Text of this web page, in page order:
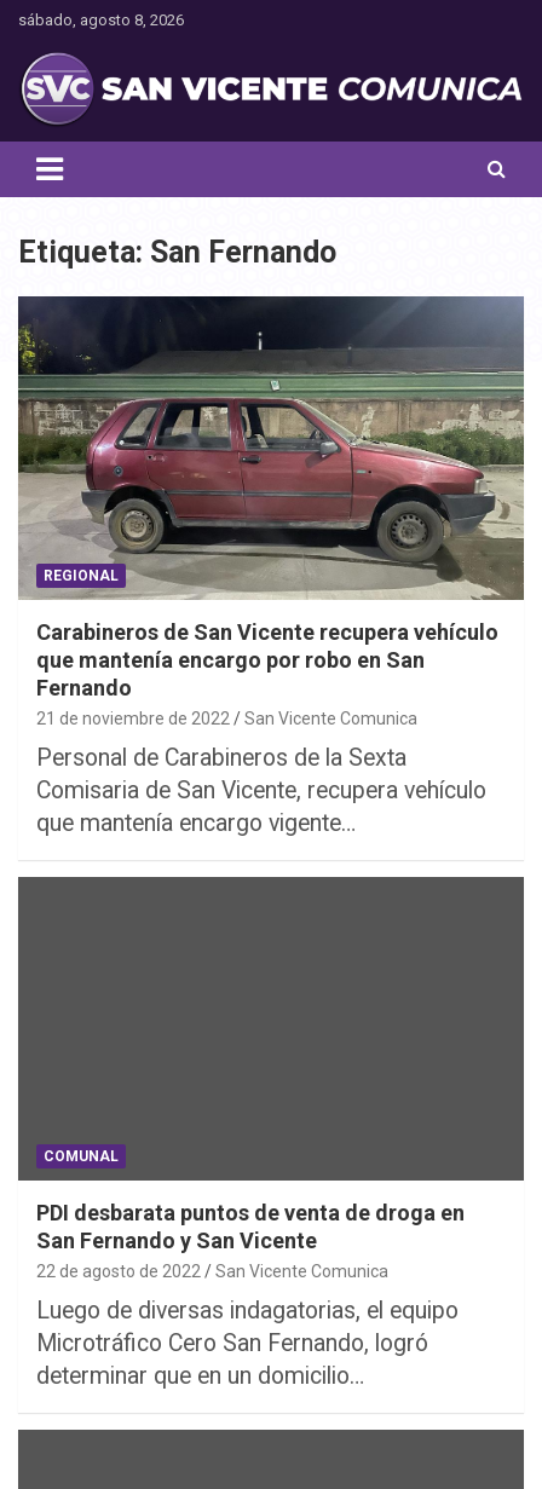
Saltar
contenido
sábado, agosto 8, 2026
San Vicente Comunica
Toda la actualidad noticiosa de nuestra comuna
Etiqueta: San Fernando
REGIONAL
Carabineros de San Vicente recupera vehículo
que mantenía encargo por robo en San
Fernando
21 de noviembre de 2022 San Vicente Comunica
Personal de Carabineros de la Sexta
Comisaria de San Vicente, recupera vehículo
que mantenía encargo vigente…
COMUNAL
PDI desbarata puntos de venta de droga en
San Fernando y San Vicente
22 de agosto de 2022 San Vicente Comunica
Luego de diversas indagatorias, el equipo
Microtráfico Cero San Fernando, logró
determinar que en un domicilio…